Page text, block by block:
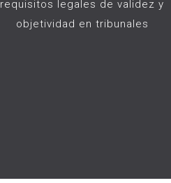
requisitos legales de validez y
objetividad en tribunales